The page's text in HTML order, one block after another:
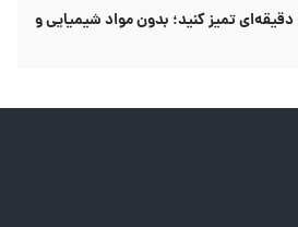
مایکروویو را با این ترفند ۵ دقیقه‌ای تمیز کنید؛ بدون مواد شیمیایی و